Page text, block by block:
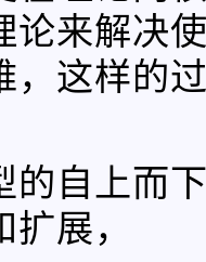
论来解决
，这样的
的自上而
展，